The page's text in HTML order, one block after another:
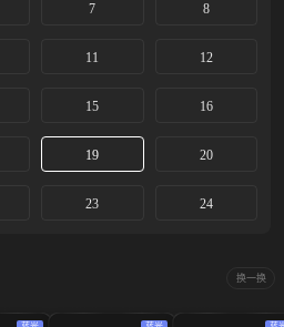
7 8
11 12
15 16
19 20
23 24
换一换